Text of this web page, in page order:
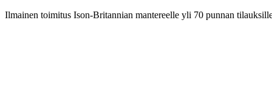
Ilmainen toimitus Ison-Britannian mantereelle yli 70 punnan